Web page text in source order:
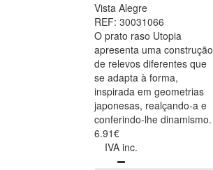
Vista Alegre
REF: 30031066
O prato raso Utopia
apresenta uma construção
de relevos diferentes que
se adapta à forma,
inspirada em geometrias
japonesas, realçando-a e
conferindo-lhe dinamismo.
6.91€
IVA inc.